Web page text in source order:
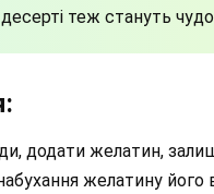
теж стануть
додати желатин,
желатину